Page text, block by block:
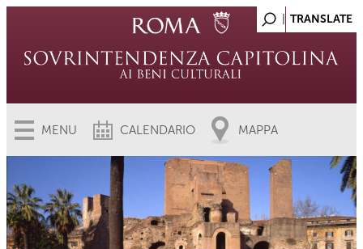
MENU CALENDARIO MAPPA